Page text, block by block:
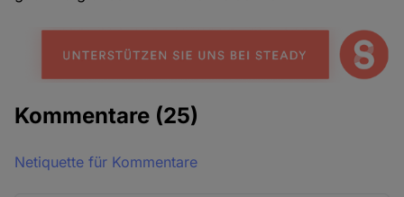
Kommentare (25)
Netiquette für Kommentare